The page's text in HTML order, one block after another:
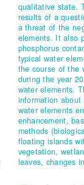
qualitative state.
results of a
a threat of the
elements. It also
phosphorus
typical water
the course of the
during the year
water elements.
information
water elements
enhancement,
methods
floating islands
vegetation,
leaves, changes